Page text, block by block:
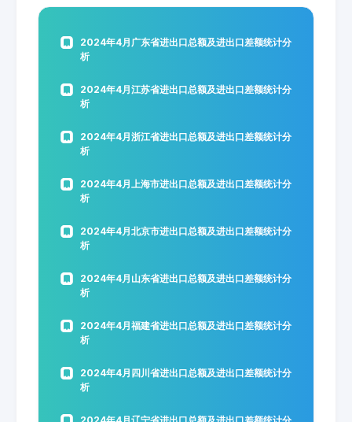
2024年4月广东省进出口总额及进出口差额统计分
析
2024年4月江苏省进出口总额及进出口差额统计分
析
2024年4月浙江省进出口总额及进出口差额统计分
析
2024年4月上海市进出口总额及进出口差额统计分
析
2024年4月北京市进出口总额及进出口差额统计分
析
2024年4月山东省进出口总额及进出口差额统计分
析
2024年4月福建省进出口总额及进出口差额统计分
析
2024年4月四川省进出口总额及进出口差额统计分
析